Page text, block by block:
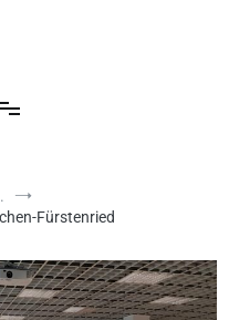
Fürstenried